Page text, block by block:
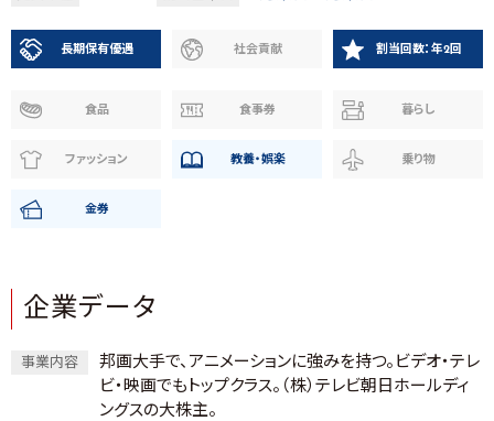
長期保有優遇 社会貢献 割当回数：年2回
食品 食事券 暮らし
ファッション 教養・娯楽 乗り物
金券
企業データ
事業内容
邦画大手で、アニメーションに強みを持つ。ビデオ・テレ
ビ・映画でもトップクラス。（株）テレビ朝日ホールディ
ングスの大株主。